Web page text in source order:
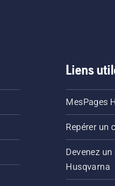
Liens
MesPages
Repérer un
Devenez
Husqvarna